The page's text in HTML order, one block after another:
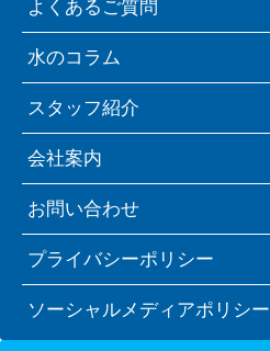
よくあるご質問
水のコラム
スタッフ紹介
会社案内
お問い合わせ
プライバシーポリシー
ソーシャルメディアポリシー